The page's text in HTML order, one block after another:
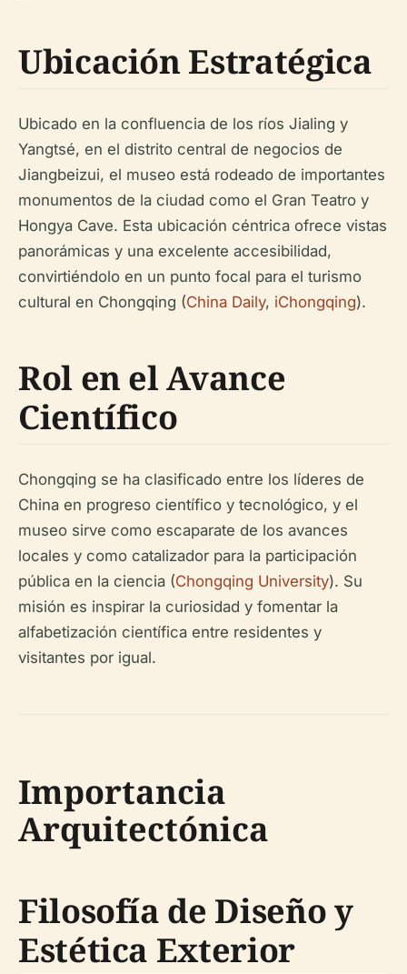
Ubicación Estratégica
Ubicado en la confluencia de los ríos Jialing y
Yangtsé, en el distrito central de negocios de
Jiangbeizui, el museo está rodeado de importantes
monumentos de la ciudad como el Gran Teatro y
Hongya Cave. Esta ubicación céntrica ofrece vistas
panorámicas y una excelente accesibilidad,
convirtiéndolo en un punto focal para el turismo
cultural en Chongqing (China Daily, iChongqing).
Rol en el Avance
Científico
Chongqing se ha clasificado entre los líderes de
China en progreso científico y tecnológico, y el
museo sirve como escaparate de los avances
locales y como catalizador para la participación
pública en la ciencia (Chongqing University). Su
misión es inspirar la curiosidad y fomentar la
alfabetización científica entre residentes y
visitantes por igual.
Importancia
Arquitectónica
Filosofía de Diseño y
Estética Exterior